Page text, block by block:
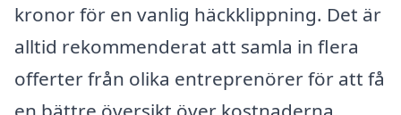
kronor för en vanlig häckklippning. Det är
alltid rekommenderat att samla in flera
offerter från olika entreprenörer för att få